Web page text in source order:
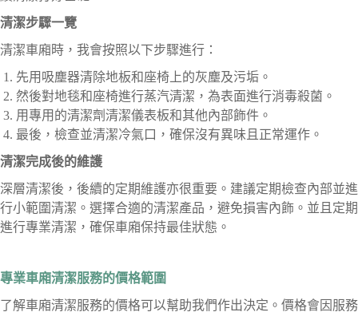
清潔步驟一覽
清潔車廂時，我會按照以下步驟進行：
先用吸塵器清除地板和座椅上的灰塵及污垢。
然後對地毯和座椅進行蒸汽清潔，為表面進行消毒殺菌。
用專用的清潔劑清潔儀表板和其他內部飾件。
最後，檢查並清潔冷氣口，確保沒有異味且正常運作。
清潔完成後的維護
深層清潔後，後續的定期維護亦很重要。建議定期檢查內部並進
行小範圍清潔。選擇合適的清潔產品，避免損害內飾。並且定期
進行專業清潔，確保車廂保持最佳狀態。
專業車廂清潔服務的價格範圍
了解車廂清潔服務的價格可以幫助我們作出決定。價格會因服務